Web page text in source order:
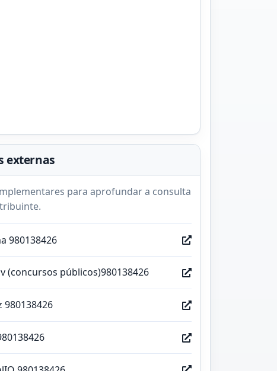
externas
para aprofundar a consulta
980138426
(concursos públicos)980138426
980138426